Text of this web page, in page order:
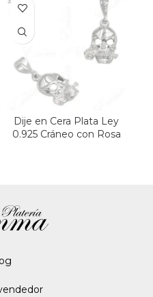
Dije en Cera Plata Ley
0.925 Cráneo con Rosa
g